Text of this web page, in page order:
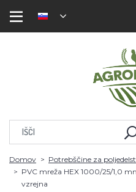
Domov Potrebščine za
PVC mreža HEX 1000/25/1,0
vzrejna